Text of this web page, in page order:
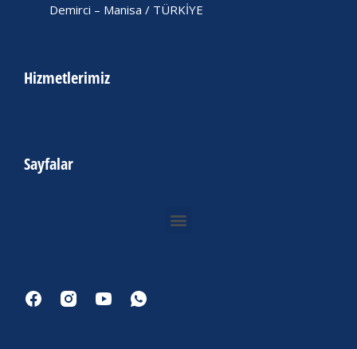
Demirci – Manisa / TÜRKİYE
Hizmetlerimiz
Sayfalar